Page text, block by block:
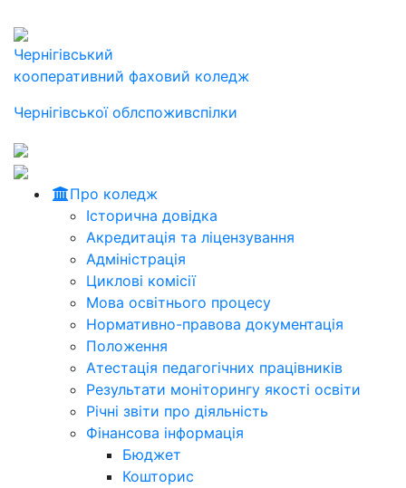
Чернігівський
кооперативний фаховий коледж
Чернігівської облспоживспілки
Про коледж
Історична довідка
Акредитація та ліцензування
Адміністрація
Циклові комісії
Мова освітнього процесу
Нормативно-правова документація
Положення
Атестація педагогічних працівників
Результати моніторингу якості освіти
Річні звіти про діяльність
Фінансова інформація
Бюджет
Кошторис